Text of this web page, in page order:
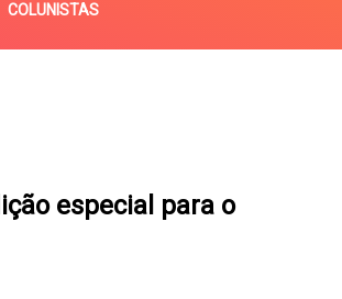
COLUNISTAS
especial para o